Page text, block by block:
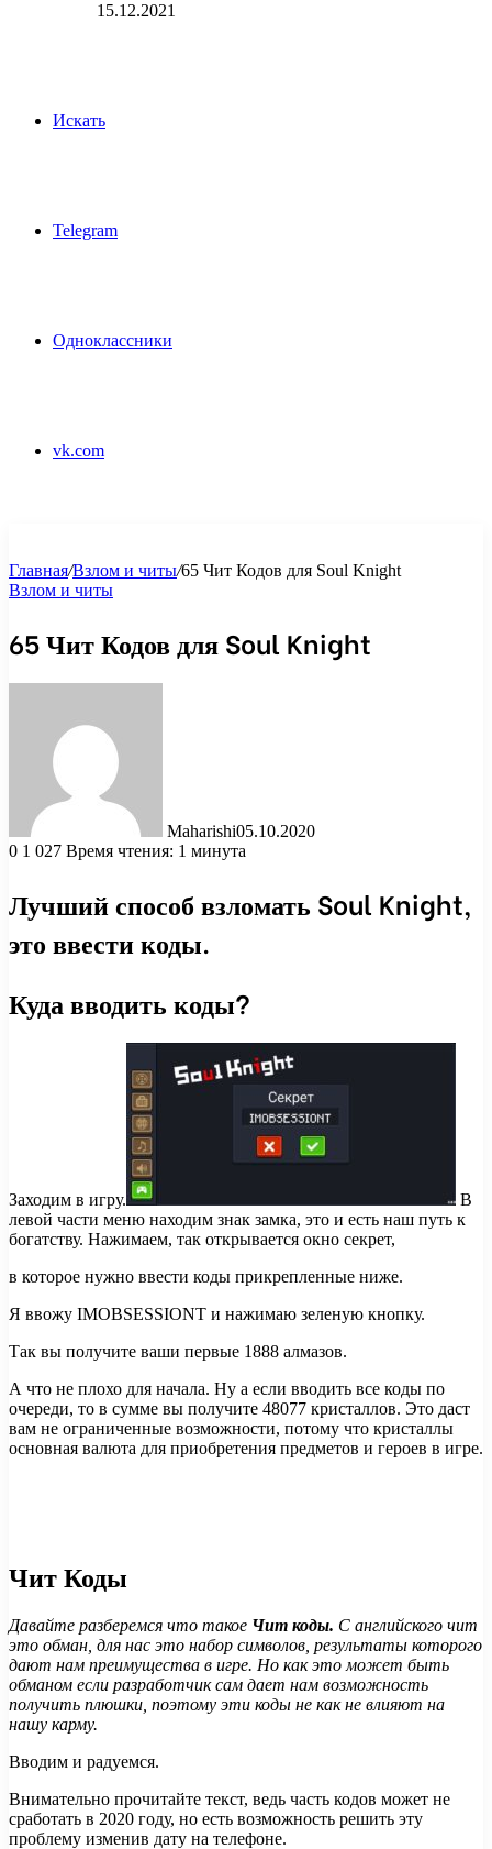
15.12.2021
Искать
Telegram
Одноклассники
vk.com
Главная/Взлом и читы/65 Чит Кодов для Soul Knight
Взлом и читы
65 Чит Кодов для Soul Knight
Maharishi05.10.2020
0 1 027 Время чтения: 1 минута
Лучший способ взломать Soul Knight,
это ввести коды.
Куда вводить коды?
Заходим в игру.
В
левой части меню находим знак замка, это и есть наш путь к
богатству. Нажимаем, так открывается окно секрет,
в которое нужно ввести коды прикрепленные ниже.
Я ввожу IMOBSESSIONT и нажимаю зеленую кнопку.
Так вы получите ваши первые 1888 алмазов.
А что не плохо для начала. Ну а если вводить все коды по
очереди, то в сумме вы получите 48077 кристаллов. Это даст
вам не ограниченные возможности, потому что кристаллы
основная валюта для приобретения предметов и героев в игре.
Чит Коды
Давайте разберемся что такое Чит коды. С английского чит
это обман, для нас это набор символов, результаты которого
дают нам преимущества в игре. Но как это может быть
обманом если разработчик сам дает нам возможность
получить плюшки, поэтому эти коды не как не влияют на
нашу карму.
Вводим и радуемся.
Внимательно прочитайте текст, ведь часть кодов может не
сработать в 2020 году, но есть возможность решить эту
проблему изменив дату на телефоне.